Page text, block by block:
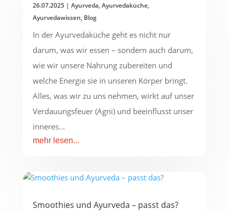
26.07.2025| Ayurveda,Ayurvedaküche,
Ayurvedawissen, Blog
In der Ayurvedaküche geht es nicht nur
darum, was wir essen – sondern auch darum,
wie wir unsere Nahrung zubereiten und
welche Energie sie in unseren Körper bringt.
Alles, was wir zu uns nehmen, wirkt auf unser
Verdauungsfeuer (Agni) und beeinflusst unser
inneres...
mehr lesen...
Smoothies und Ayurveda – passt das?